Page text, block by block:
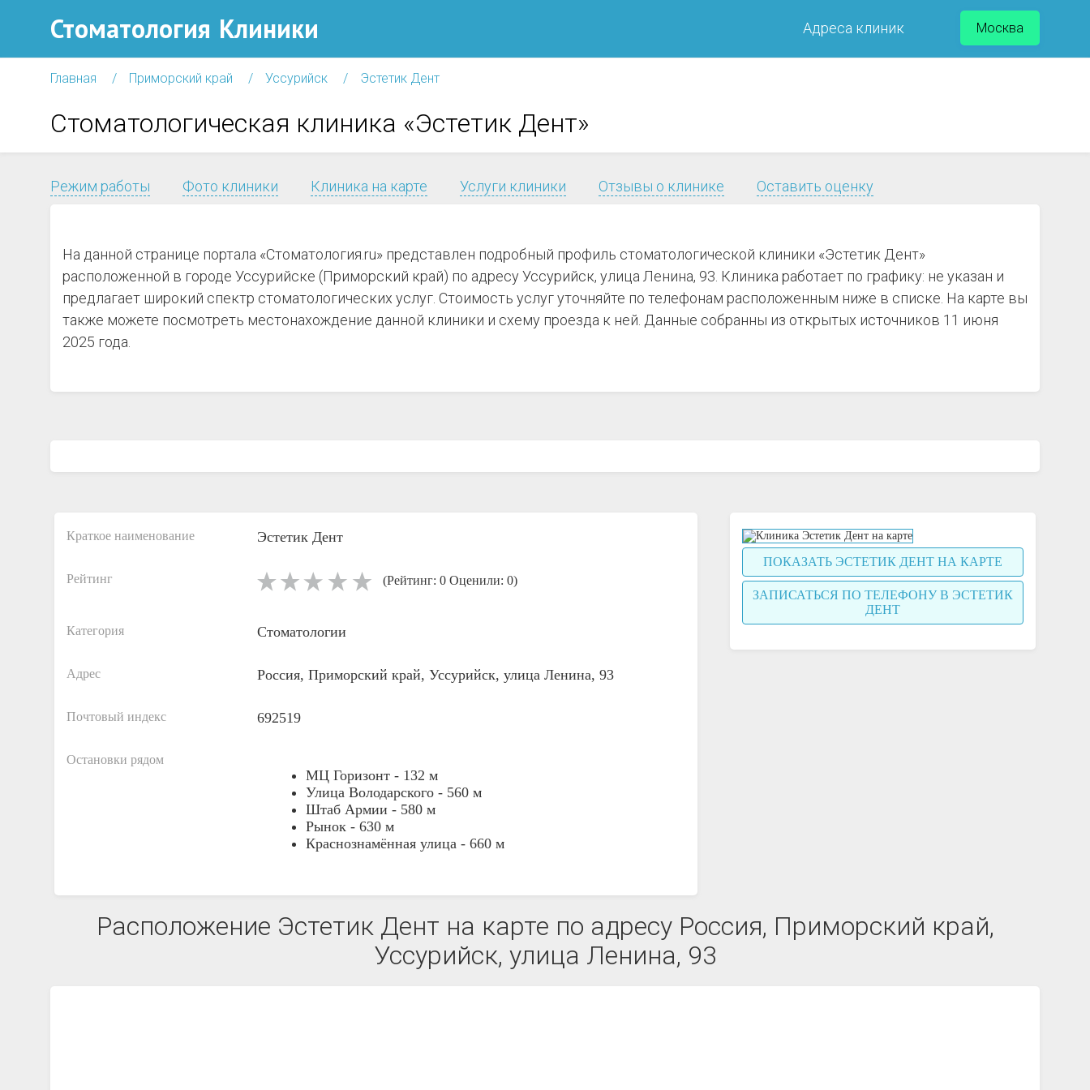
Стоматология Клиники Адреса клиник Москва
Главная Приморский край Уссурийск Эстетик Дент
Стоматологическая клиника «Эстетик Дент»
Режим работы Фото клиники Клиника на карте Услуги клиники Отзывы о клинике Оставить оценку
На данной странице портала «Стоматология.ru» представлен подробный профиль стоматологической клиники «Эстетик Дент»
расположенной в городе Уссурийске (Приморский край) по адресу Уссурийск, улица Ленина, 93. Клиника работает по графику: не указан и
предлагает широкий спектр стоматологических услуг. Стоимость услуг уточняйте по телефонам расположенным ниже в списке. На карте вы
также можете посмотреть местонахождение данной клиники и схему проезда к ней. Данные собранны из открытых источников 11 июня
2025 года.
Краткое наименование Эстетик Дент
Рейтинг (Рейтинг: 0 Оценили: 0)
Категория Стоматологии
Адрес Россия, Приморский край, Уссурийск, улица Ленина, 93
Почтовый индекс 692519
Остановки рядом
МЦ Горизонт - 132 м
Улица Володарского - 560 м
Штаб Армии - 580 м
Рынок - 630 м
Краснознамённая улица - 660 м
ПОКАЗАТЬ ЭСТЕТИК ДЕНТ НА КАРТЕ
ЗАПИСАТЬСЯ ПО ТЕЛЕФОНУ В ЭСТЕТИК
ДЕНТ
Расположение Эстетик Дент на карте по адресу Россия, Приморский край,
Уссурийск, улица Ленина, 93